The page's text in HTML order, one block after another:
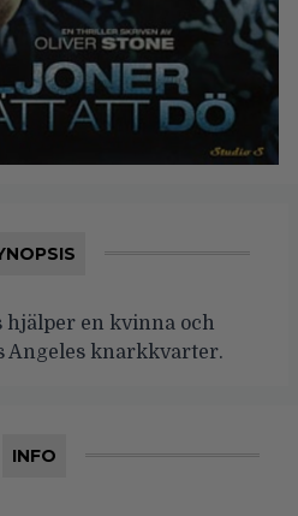
hjälper en kvinna och
Angeles knarkkvarter.
INFO